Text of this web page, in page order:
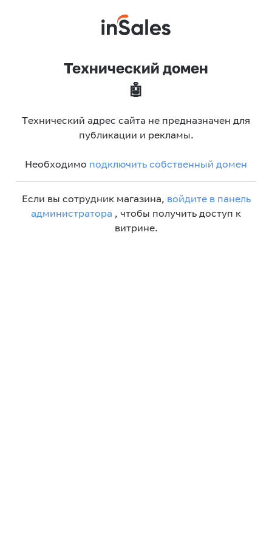
Технический домен
🤖
Технический адрес сайта не предназначен для
публикации и рекламы.
Необходимо подключить собственный домен
Если вы сотрудник магазина, войдите в панель
администратора , чтобы получить доступ к
витрине.